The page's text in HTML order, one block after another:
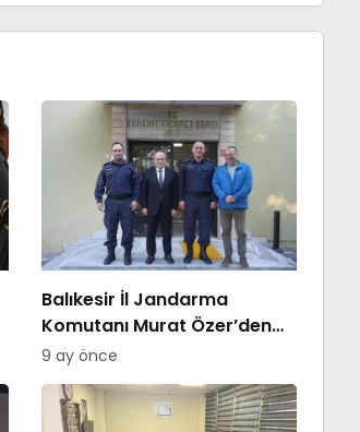
Balıkesir İl Jandarma
Komutanı Murat Özer’den
Edremit Ticaret Odasına
ziyaret
9 ay önce